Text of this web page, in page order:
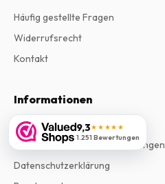
9,3★★★★★
1.251 Bewertungen
Häufig gestellte Fragen
Widerrufsrecht
Kontakt
Informationen
Impressum
Allgemeine Geschäftsbedingungen
Datenschutzerklärung